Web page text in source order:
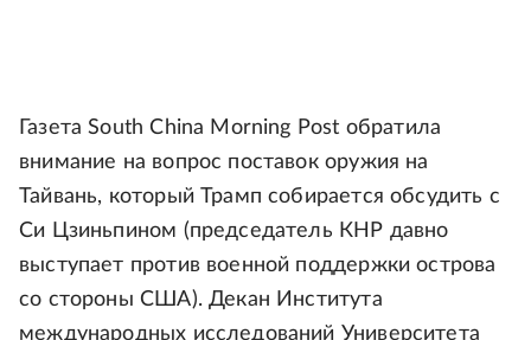
Газета South China Morning Post обратила
внимание на вопрос поставок оружия на
Тайвань, который Трамп собирается обсудить с
Си Цзиньпином (председатель КНР давно
выступает против военной поддержки острова
со стороны США). Декан Института
международных исследований Университета